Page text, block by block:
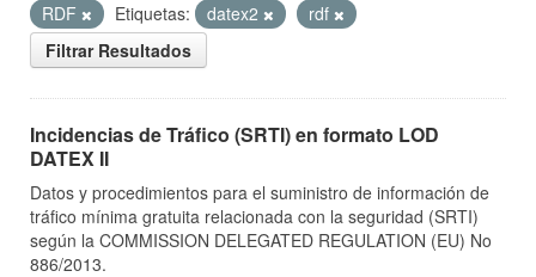
RDF
Etiquetas: datex2
rdf
Filtrar Resultados
Incidencias de Tráfico (SRTI) en formato LOD
DATEX II
Datos y procedimientos para el suministro de información de
tráfico mínima gratuita relacionada con la seguridad (SRTI)
según la COMMISSION DELEGATED REGULATION (EU) No
886/2013.